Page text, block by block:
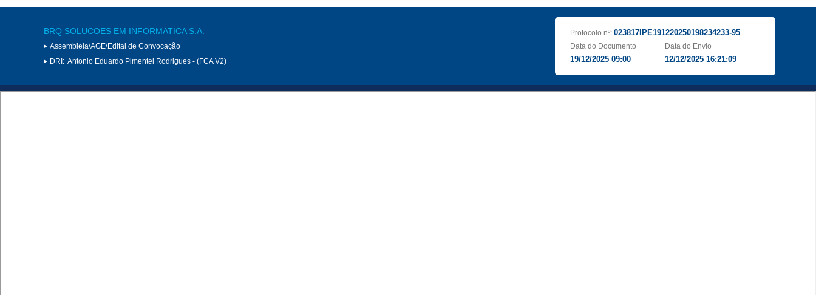
BRQ SOLUCOES EM INFORMATICA S.A.
Assembleia\AGE\Edital de Convocação
DRI: Antonio Eduardo Pimentel Rodrigues - (FCA V2)
Protocolo nº: 023817IPE191220250198234233-95
Data do Documento
19/12/2025 09:00
Data do Envio
12/12/2025 16:21:09